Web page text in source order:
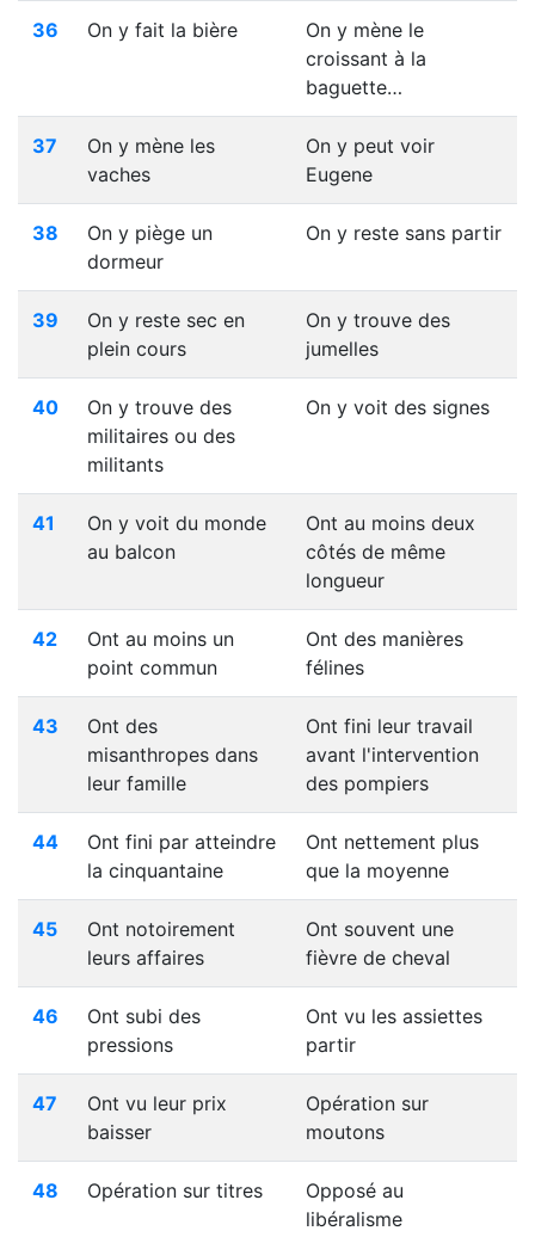
36 On y fait la bière
On y mène le
croissant à la
baguette…
37
On y mène les
vaches
On y peut voir
Eugene
38
On y piège un
dormeur
On y reste sans partir
39
On y reste sec en
plein cours
On y trouve des
jumelles
40
On y trouve des
militaires ou des
militants
On y voit des signes
41
On y voit du monde
au balcon
Ont au moins deux
côtés de même
longueur
42
Ont au moins un
point commun
Ont des manières
félines
43
Ont des
misanthropes dans
leur famille
Ont fini leur travail
avant l'intervention
des pompiers
44
Ont fini par atteindre
la cinquantaine
Ont nettement plus
que la moyenne
45
Ont notoirement
leurs affaires
Ont souvent une
fièvre de cheval
46
Ont subi des
pressions
Ont vu les assiettes
partir
47
Ont vu leur prix
baisser
Opération sur
moutons
48 Opération sur titres
Opposé au
libéralisme